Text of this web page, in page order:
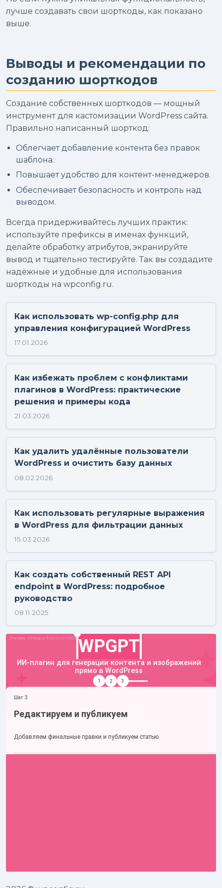
лучше создавать свои шорткоды, как показано
выше.
Выводы и рекомендации по
созданию шорткодов
Создание собственных шорткодов — мощный
инструмент для кастомизации WordPress сайта.
Правильно написанный шорткод:
Облегчает добавление контента без правок
шаблона.
Повышает удобство для контент-менеджеров.
Обеспечивает безопасность и контроль над
выводом.
Всегда придерживайтесь лучших практик:
используйте префиксы в именах функций,
делайте обработку атрибутов, экранируйте
вывод и тщательно тестируйте. Так вы создадите
надёжные и удобные для использования
шорткоды на wpconfig.ru.
Как использовать wp-config.php для
управления конфигурацией WordPress
17.01.2026
Как избежать проблем с конфликтами
плагинов в WordPress: практические
решения и примеры кода
21.03.2026
Как удалить удалённые пользователи
WordPress и очистить базу данных
08.02.2026
Как использовать регулярные выражения
в WordPress для фильтрации данных
15.03.2026
Как создать собственный REST API
endpoint в WordPress: подробное
руководство
08.11.2025